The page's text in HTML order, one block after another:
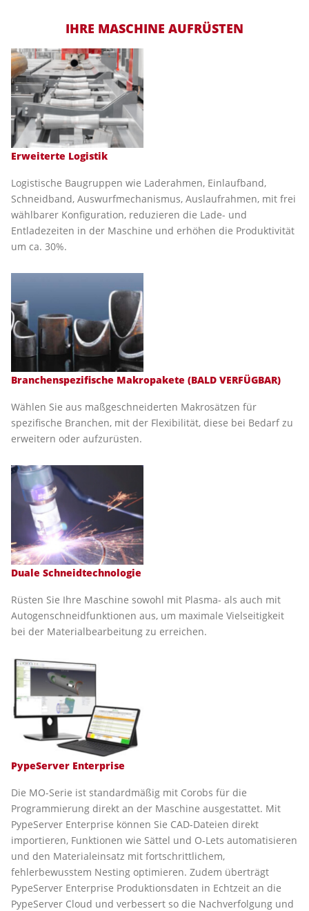
IHRE MASCHINE AUFRÜSTEN
Erweiterte Logistik
Logistische Baugruppen wie Laderahmen, Einlaufband,
Schneidband, Auswurfmechanismus, Auslaufrahmen, mit frei
wählbarer Konfiguration, reduzieren die Lade- und
Entladezeiten in der Maschine und erhöhen die Produktivität
um ca. 30%.
Branchenspezifische Makropakete (BALD VERFÜGBAR)
Wählen Sie aus maßgeschneiderten Makrosätzen für
spezifische Branchen, mit der Flexibilität, diese bei Bedarf zu
erweitern oder aufzurüsten.
Duale Schneidtechnologie
Rüsten Sie Ihre Maschine sowohl mit Plasma- als auch mit
Autogenschneidfunktionen aus, um maximale Vielseitigkeit
bei der Materialbearbeitung zu erreichen.
PypeServer Enterprise
Die MO-Serie ist standardmäßig mit Corobs für die
Programmierung direkt an der Maschine ausgestattet. Mit
PypeServer Enterprise können Sie CAD-Dateien direkt
importieren, Funktionen wie Sättel und O-Lets automatisieren
und den Materialeinsatz mit fortschrittlichem,
fehlerbewusstem Nesting optimieren. Zudem überträgt
PypeServer Enterprise Produktionsdaten in Echtzeit an die
PypeServer Cloud und verbessert so die Nachverfolgung und